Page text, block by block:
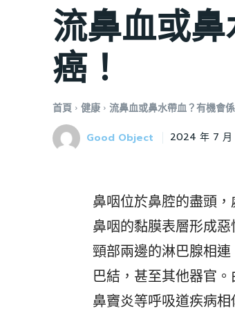
流鼻血或
癌！
首頁 健康 流鼻血或鼻水帶血？有機會
Good Object 2024 年 7 月
鼻咽位於鼻腔的盡頭
鼻咽的黏膜表層形成
頸部兩邊的淋巴腺相
巴結，甚至其他器官
鼻竇炎等呼吸道疾病